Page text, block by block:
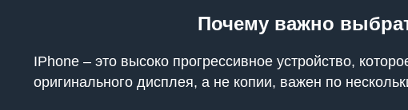
Почему важно
IPhone – это высоко прогрессивное устройство,
оригинального дисплея, а не копии, важен по